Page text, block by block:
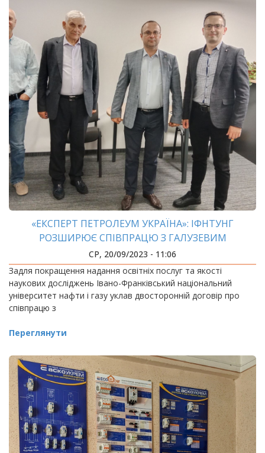
«ЕКСПЕРТ ПЕТРОЛЕУМ УКРАЇНА»: ІФНТУНГ
РОЗШИРЮЄ СПІВПРАЦЮ З ГАЛУЗЕВИМ
ВИРОБНИЦТВОМ
СР, 20/09/2023 - 11:06
Задля покращення надання освітніх послуг та якості
наукових досліджень Івано-Франківський національний
університет нафти і газу уклав двосторонній договір про
співпрацю з
Переглянути